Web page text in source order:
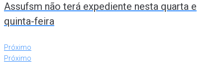
Assufsm não terá expediente nesta quarta e
quinta-feira
Próximo
Próximo